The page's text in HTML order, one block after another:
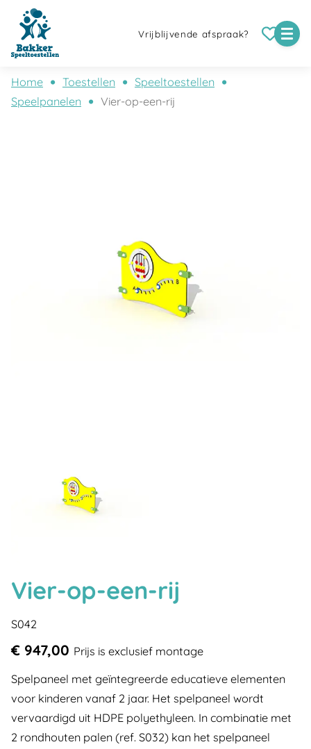
Vrijblijvende afspraak?
Home Toestellen
Speeltoestellen
Speelpanelen
Vier-op-een-rij
Vier-op-een-rij
S042
€ 947,00 Prijs is exclusief montage
Spelpaneel met geïntegreerde educatieve elementen
voor kinderen vanaf 2 jaar. Het spelpaneel wordt
vervaardigd uit HDPE polyethyleen. In combinatie met
2 rondhouten palen (ref. S032) kan het spelpaneel